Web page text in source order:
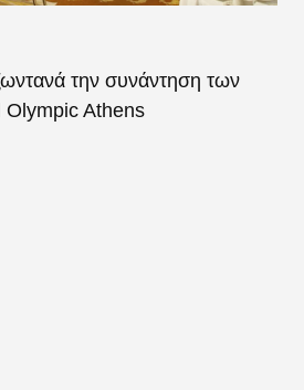
την συνάντηση των
Athens